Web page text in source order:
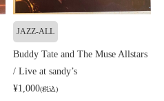
JAZZ-ALL
Buddy Tate and The Muse Allstars
/ Live at sandy’s
¥1,000(税込)